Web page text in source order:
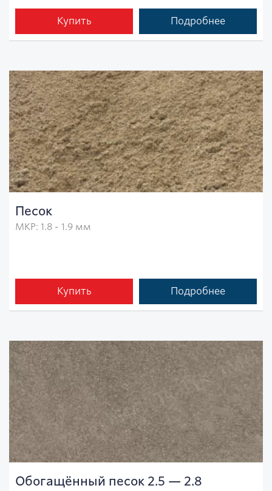
Купить Подробнее
Песок
МКР: 1.8 - 1.9 мм
Купить Подробнее
Обогащённый песок 2.5 — 2.8